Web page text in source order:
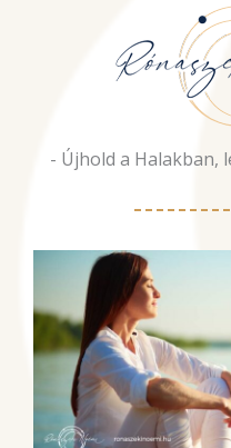
- Újhold a Halakban,